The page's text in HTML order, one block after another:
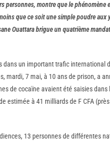
personnes, montre que le
que ce soit une simple poudre aux
Ouattara brigue un quatrième
dans un important trafic international
mardi, 7 mai, à 10 ans de prison, a
de cocaïne avaient été saisies
estimée à 41 milliards de F CFA
13 personnes de différentes